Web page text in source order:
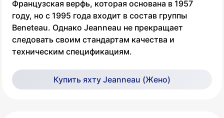
Французская верфь, которая основана в 1957
году, но с 1995 года входит в состав группы
Beneteau. Однако Jeanneau не прекращает
следовать своим стандартам качества и
техническим спецификациям.
Купить яхту Jeanneau (Жено)